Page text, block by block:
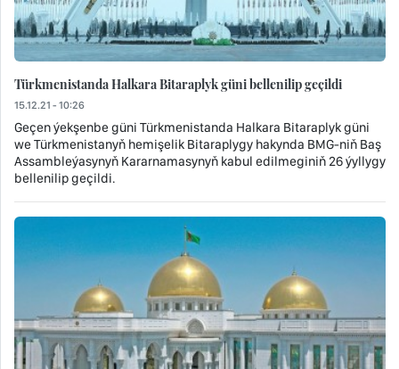
Türkmenistanda Halkara Bitaraplyk güni bellenilip geçildi
15.12.21 - 10:26
Geçen ýekşenbe güni Türkmenistanda Halkara Bitaraplyk güni
we Türkmenistanyň hemişelik Bitaraplygy hakynda BMG-niň Baş
Assambleýasynyň Kararnamasynyň kabul edilmeginiň 26 ýyllygy
bellenilip geçildi.